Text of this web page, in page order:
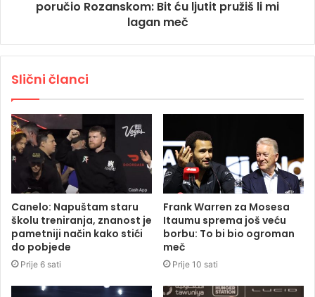
poručio Rozanskom: Bit ću ljutit pružiš li mi
lagan meč
Slični članci
Canelo: Napuštam staru
školu treniranja, znanost je
pametniji način kako stići
do pobjede
Prije 6 sati
Frank Warren za Mosesa
Itaumu sprema još veću
borbu: To bi bio ogroman
meč
Prije 10 sati